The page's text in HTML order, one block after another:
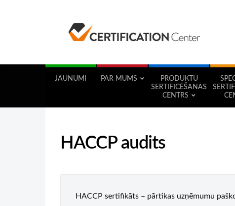
JAUNUMI PAR MUMS
PRODUKTU
SERTIFICĒŠANAS
CENTRS
HACCP audits
HACCP sertifikāts – pārtikas uzņēmumu